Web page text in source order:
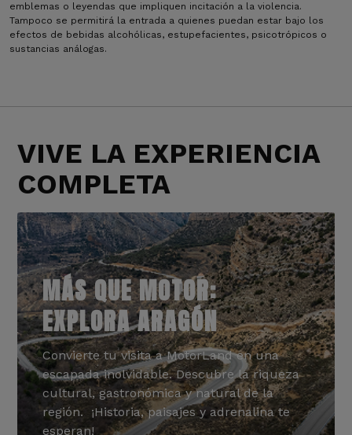
emblemas o leyendas que impliquen incitación a la violencia.
Tampoco se permitirá la entrada a quienes puedan estar bajo los
efectos de bebidas alcohólicas, estupefacientes, psicotrópicos o
sustancias análogas.
VIVE LA EXPERIENCIA
COMPLETA
MÁS QUE MOTOR:
EXPLORA ARAGÓN
Convierte tu visita a MotorLand en una
escapada inolvidable. Descubre la riqueza
cultural, gastronómica y natural de la
región. ¡Historia, paisajes y adrenalina te
esperan!